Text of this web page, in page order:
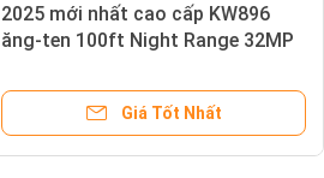
2025 mới nhất cao cấp KW896
ăng-ten 100ft Night Range 32MP
nghiên cứu động vật hoang dã
cho Trail CameraGiá Tốt Nhất